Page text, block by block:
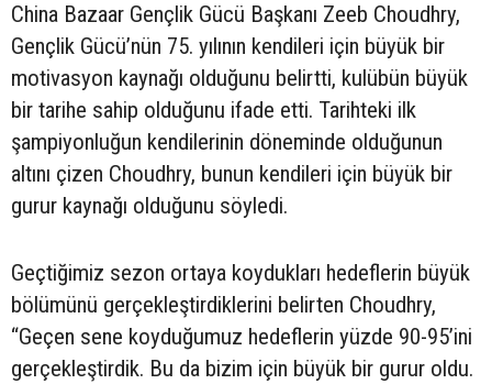
China Bazaar Gençlik Gücü Başkanı Zeeb Choudhry,
Gençlik Gücü’nün 75. yılının kendileri için büyük bir
motivasyon kaynağı olduğunu belirtti, kulübün büyük
bir tarihe sahip olduğunu ifade etti. Tarihteki ilk
şampiyonluğun kendilerinin döneminde olduğunun
altını çizen Choudhry, bunun kendileri için büyük bir
gurur kaynağı olduğunu söyledi.
Geçtiğimiz sezon ortaya koydukları hedeflerin büyük
bölümünü gerçekleştirdiklerini belirten Choudhry,
“Geçen sene koyduğumuz hedeflerin yüzde 90-95’ini
gerçekleştirdik. Bu da bizim için büyük bir gurur oldu.